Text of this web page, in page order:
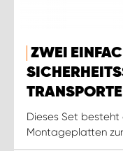
ZWEI
Dieses Set besteht
Montageplatten